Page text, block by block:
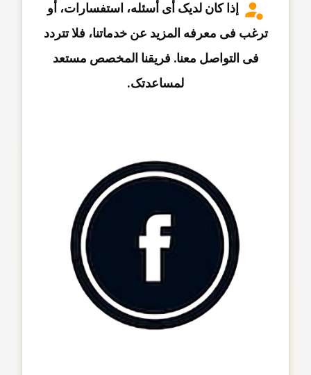
إذا کان لدیک أی أسئله، استفسارات، أو
ترغب فی معرفه المزید عن خدماتنا، فلا تتردد
فی التواصل معنا. فریقنا المخصص مستعد
لمساعدتک.